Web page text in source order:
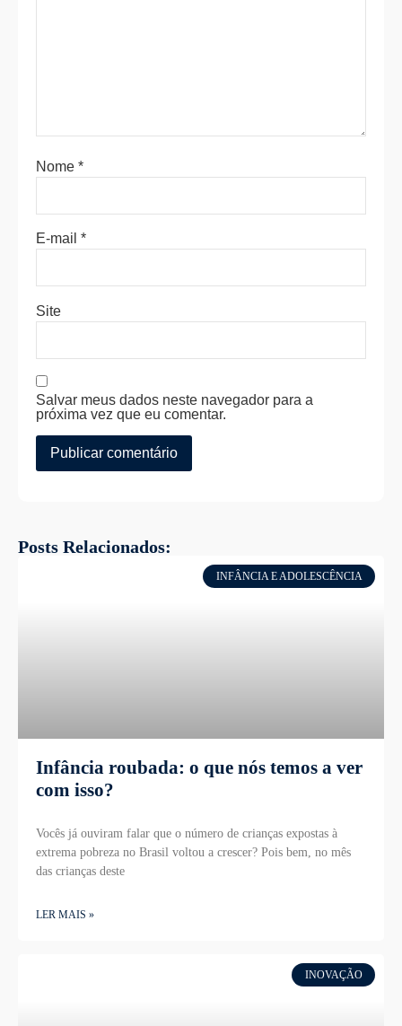
Nome *
E-mail *
Site
Salvar meus dados neste navegador para a
próxima vez que eu comentar.
Posts Relacionados:
INFÂNCIA E ADOLESCÊNCIA
Infância roubada: o que nós temos a ver
com isso?
Vocês já ouviram falar que o número de crianças expostas à
extrema pobreza no Brasil voltou a crescer? Pois bem, no mês
das crianças deste
LER MAIS »
INOVAÇÃO